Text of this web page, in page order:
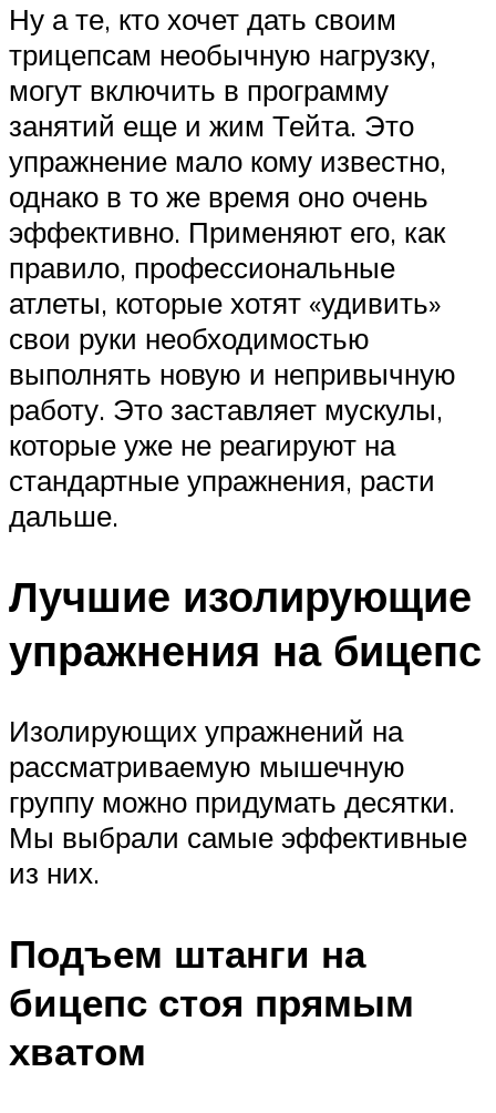
Ну а те, кто хочет дать своим
трицепсам необычную нагрузку,
могут включить в программу
занятий еще и жим Тейта. Это
упражнение мало кому известно,
однако в то же время оно очень
эффективно. Применяют его, как
правило, профессиональные
атлеты, которые хотят «удивить»
свои руки необходимостью
выполнять новую и непривычную
работу. Это заставляет мускулы,
которые уже не реагируют на
стандартные упражнения, расти
дальше.
Лучшие изолирующие
упражнения на бицепс
Изолирующих упражнений на
рассматриваемую мышечную
группу можно придумать десятки.
Мы выбрали самые эффективные
из них.
Подъем штанги на
бицепс стоя прямым
хватом